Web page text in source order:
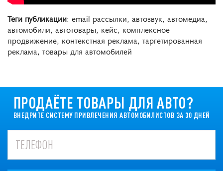
Теги публикации: email рассылки, автозвук, автомедиа,
автомобили, автотовары, кейс, комплексное
продвижение, контекстная реклама, таргетированная
реклама, товары для автомобилей
ПРОДАЁТЕ ТОВАРЫ ДЛЯ АВТО?
ВНЕДРИТЕ СИСТЕМУ ПРИВЛЕЧЕНИЯ АВТОМОБИЛИСТОВ ЗА 30 ДНЕЙ